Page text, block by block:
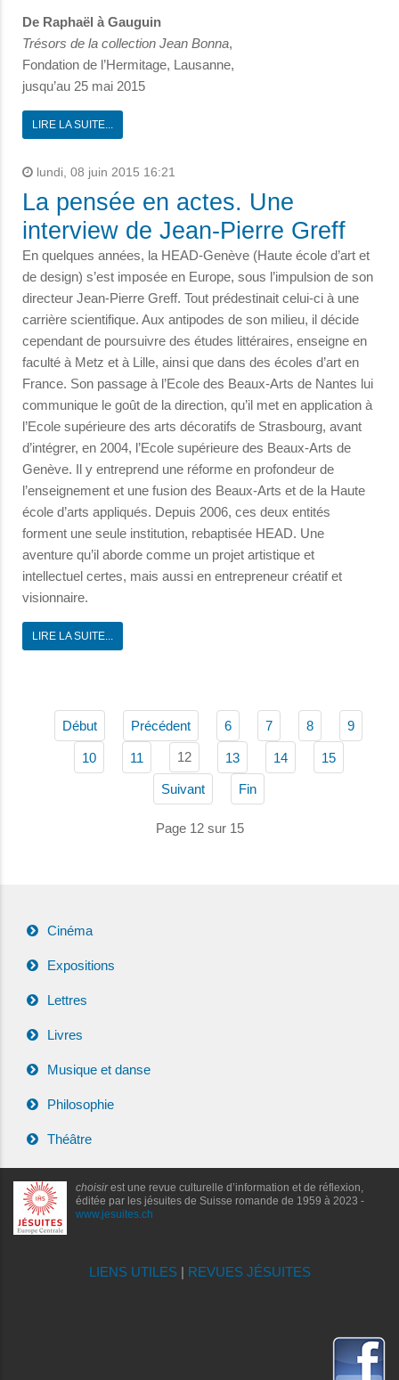
De Raphaël à Gauguin
Trésors de la collection Jean Bonna,
Fondation de l’Hermitage, Lausanne,
jusqu’au 25 mai 2015
LIRE LA SUITE...
lundi, 08 juin 2015 16:21
La pensée en actes. Une
interview de Jean-Pierre Greff
En quelques années, la HEAD-Genève (Haute école d’art et
de design) s’est imposée en Europe, sous l’impulsion de son
directeur Jean-Pierre Greff. Tout prédestinait celui-ci à une
carrière scientifique. Aux antipodes de son milieu, il décide
cependant de poursuivre des études littéraires, enseigne en
faculté à Metz et à Lille, ainsi que dans des écoles d’art en
France. Son passage à l’Ecole des Beaux-Arts de Nantes lui
communique le goût de la direction, qu’il met en application à
l’Ecole supérieure des arts décoratifs de Strasbourg, avant
d’intégrer, en 2004, l’Ecole supérieure des Beaux-Arts de
Genève. Il y entreprend une réforme en profondeur de
l’enseignement et une fusion des Beaux-Arts et de la Haute
école d’arts appliqués. Depuis 2006, ces deux entités
forment une seule institution, rebaptisée HEAD. Une
aventure qu’il aborde comme un projet artistique et
intellectuel certes, mais aussi en entrepreneur créatif et
visionnaire.
LIRE LA SUITE...
Début Précédent 6 7 8 9
10 11 12 13 14 15
Suivant Fin
Page 12 sur 15
Cinéma
Expositions
Lettres
Livres
Musique et danse
Philosophie
Théâtre
choisirest une revue culturelle d’information et de réflexion,
éditée par les jésuites de Suisse romande de 1959 à 2023 -
www.jesuites.ch
LIENS UTILES| REVUES JÉSUITES